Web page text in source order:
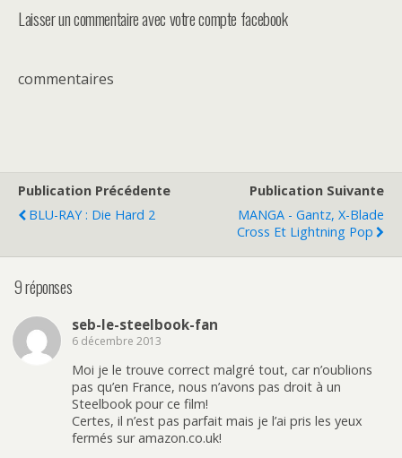
Laisser un commentaire avec votre compte facebook
commentaires
Publication Précédente
BLU-RAY : Die Hard 2
Publication Suivante
MANGA - Gantz, X-Blade
Cross Et Lightning Pop
9 réponses
seb-le-steelbook-fan
6 décembre 2013
Moi je le trouve correct malgré tout, car n’oublions
pas qu’en France, nous n’avons pas droit à un
Steelbook pour ce film!
Certes, il n’est pas parfait mais je l’ai pris les yeux
fermés sur amazon.co.uk!